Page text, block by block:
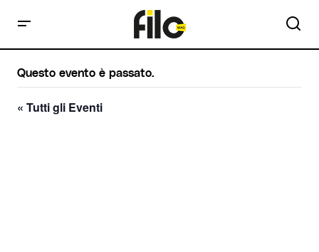
Questo evento è passato.
« Tutti gli Eventi